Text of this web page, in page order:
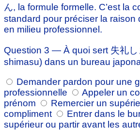
ん, la formule formelle. C’est la
standard pour préciser la raison
en milieu professionnel.
Question 3 — À quoi sert 失礼し
shimasu) dans un bureau
Demander pardon pour une
professionnelle
Appeler un
prénom
Remercier un
compliment
Entrer dans le
supérieur ou partir avant les